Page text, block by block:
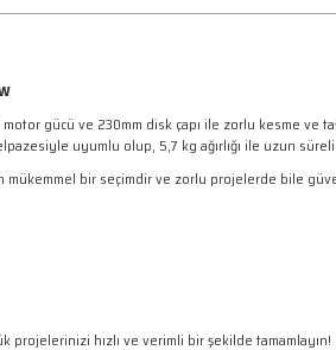
motor gücü ve 230mm disk çapı ile zorlu kesme
uyumlu olup, 5,7 kg ağırlığı ile uzun süreli
mükemmel bir seçimdir ve zorlu projelerde bile
projelerinizi hızlı ve verimli bir şekilde